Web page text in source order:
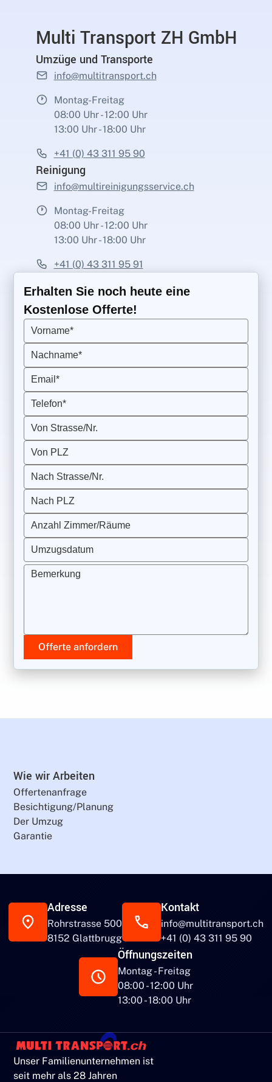
Multi Transport ZH GmbH
Umzüge und Transporte
info@multitransport.ch
Montag-Freitag
08:00 Uhr - 12:00 Uhr
13:00 Uhr - 18:00 Uhr
+41 (0) 43 311 95 90
Reinigung
info@multireinigungsservice.ch
Montag-Freitag
08:00 Uhr - 12:00 Uhr
13:00 Uhr - 18:00 Uhr
+41 (0) 43 311 95 91
Erhalten Sie noch heute eine
Kostenlose Offerte!
Vorname*
Nachname*
Email*
Telefon*
Von Strasse/Nr.
Von PLZ
Nach Strasse/Nr.
Nach PLZ
Anzahl Zimmer/Räume
Umzugsdatum
Bemerkung
Offerte anfordern
Wie wir Arbeiten
Offertenanfrage
Besichtigung/Planung
Der Umzug
Garantie
Adresse
Rohrstrasse 500
8152 Glattbrugg
Kontakt
info@multitransport.ch
+41 (0) 43 311 95 90
Öffnungszeiten
Montag - Freitag
08:00 - 12:00 Uhr
13:00 - 18:00 Uhr
Unser Familienunternehmen ist
seit mehr als 28 Jahren